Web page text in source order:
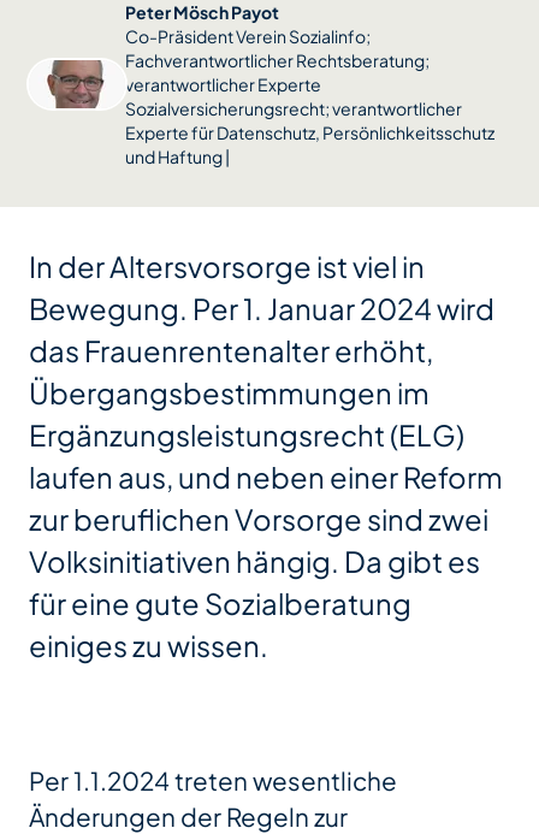
Peter Mösch Payot
Co-Präsident Verein Sozialinfo;
Fachverantwortlicher Rechtsberatung;
verantwortlicher Experte
Sozialversicherungsrecht; verantwortlicher
Experte für Datenschutz, Persönlichkeitsschutz
und Haftung |
In der Altersvorsorge ist viel in
Bewegung. Per 1. Januar 2024 wird
das Frauenrentenalter erhöht,
Übergangsbestimmungen im
Ergänzungsleistungsrecht (ELG)
laufen aus, und neben einer Reform
zur beruflichen Vorsorge sind zwei
Volksinitiativen hängig. Da gibt es
für eine gute Sozialberatung
einiges zu wissen.
Per 1.1.2024 treten wesentliche
Änderungen der Regeln zur